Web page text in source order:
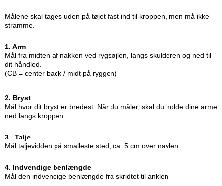
Målene skal tages uden på tøjet fast ind til kroppen, men må ikke
stramme.
1. Arm
Mål fra midten af nakken ved rygsøjlen, langs skulderen og ned til
dit håndled.
(CB = center back / midt på ryggen)
2. Bryst
Mål hvor dit bryst er bredest. Når du måler, skal du holde dine arme
ned langs kroppen.
3. Talje
Mål taljevidden på smalleste sted, ca. 5 cm over navlen
4. Indvendige benlængde
Mål den indvendige benlængde fra skridtet til anklen